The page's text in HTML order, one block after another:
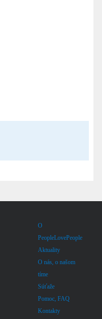
O
PeopleLovePeople
Aktuality
O nás, o našom
tíme
Súťaže
Pomoc, FAQ
Kontakty